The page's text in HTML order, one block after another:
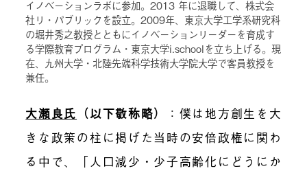
イノベーションラボに参加。2013 年に退職して、株式会
社リ・パブリックを設立。2009年、東京大学工学系研究科
の堀井秀之教授とともにイノベーションリーダーを育成す
る学際教育プログラム・東京大学i.schoolを立ち上げる。現
在、九州大学・北陸先端科学技術大学院大学で客員教授を
兼任。
大瀬良氏 （以下敬称略） ： 僕は地方創生を大
きな政策の柱に掲げた当時の安倍政権に関わ
る中で、「人口減少・少子高齢化にどうにか